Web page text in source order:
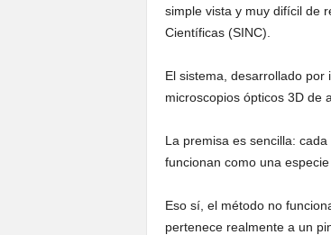
simple vista y muy difícil de
Científicas (SINC).
El sistema, desarrollado por
microscopios ópticos 3D de
La premisa es sencilla:
funcionan como una
Eso sí, el método no
pertenece realmente a un